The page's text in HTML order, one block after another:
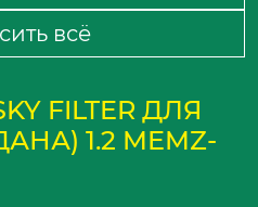
всё
FILTER ДЛЯ
1.2 MEMZ-